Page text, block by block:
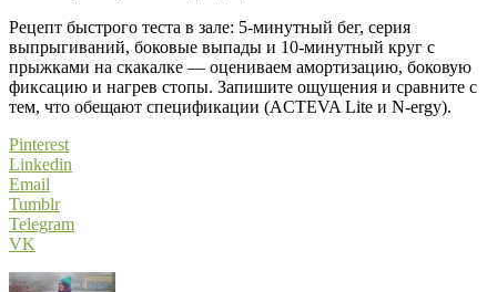
Рецепт быстрого теста в зале: 5-минутный бег, серия
выпрыгиваний, боковые выпады и 10-минутный круг с
прыжками на скакалке — оцениваем амортизацию, боковую
фиксацию и нагрев стопы. Запишите ощущения и сравните с
тем, что обещают спецификации (ACTEVA Lite и N-ergy).
Pinterest
Linkedin
Email
Tumblr
Telegram
VK